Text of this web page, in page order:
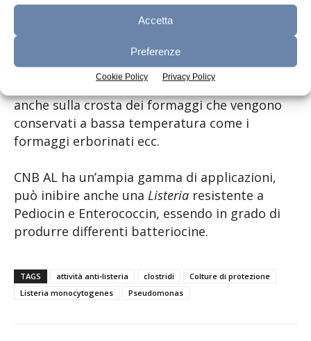
Accetta
Preferenze
Cookie Policy Privacy Policy
Carnobacteriumsp.) è una coltura viva
e attiva che produce batteriocina anche a
basse temperature (4-6 °C) ed è in grado di
crescere utilizzando fonti azotate. Inoltre, non
è sensibile al sale, in modo da funzionare
anche sulla crosta dei formaggi che vengono
conservati a bassa temperatura come i
formaggi erborinati ecc.
CNB AL ha un’ampia gamma di applicazioni,
può inibire anche una Listeria resistente a
Pediocin e Enterococcin, essendo in grado di
produrre differenti batteriocine.
TAGS attività anti-listeria clostridi
Colture di protezione
Listeria monocytogenes
Pseudomonas